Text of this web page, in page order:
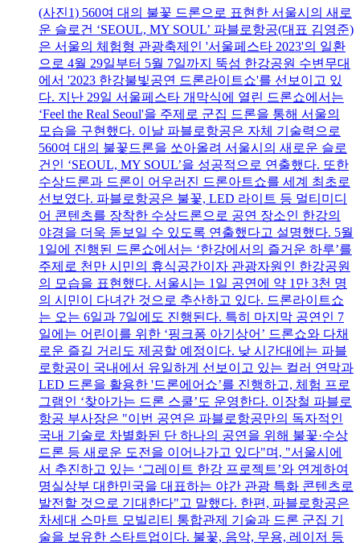
(사진1) 560여 대의 불꽃 드론으로 표현한 서울시의 새로
운 슬로건 ‘SEOUL, MY SOUL’ 파블로항공(대표 김영준)
은 서울의 체험형 관광축제인 '서울페스타 2023'의 일환
으로 4월 29일부터 5월 7일까지 뚝섬 한강공원 수변무대
에서 '2023 한강불빛공연 드론라이트쇼'를 선보이고 있
다. 지난 29일 서울페스타 개막식에 열린 드론쇼에서는
‘Feel the Real Seoul'을 주제로 군집 드론을 통해 서울의
모습을 구현했다. 이날 파블로항공은 자체 기술력으로
560여 대의 불꽃드론을 쏘아올려 서울시의 새로운 슬로
건인 ‘SEOUL, MY SOUL’을 성공적으로 연출했다. 또한
수상드론과 드론이 어우러진 드론아트쇼를 세계 최초로
선보였다. 파블로항공은 불꽃, LED 라이트 등 멀티미디
어 콘텐츠를 장착한 수상드론으로 공연 장소인 한강의
야경을 더욱 돋보일 수 있도록 연출했다고 설명했다. 5월
1일에 진행된 드론쇼에서는 ‘한강에서의 즐거운 하루’를
주제로 천만 시민의 휴식공간이자 관광자원인 한강공원
의 모습을 표현했다. 서울시는 1일 공연에 약 1만 3천 명
의 시민이 다녀간 것으로 추산하고 있다. 드론라이트쇼
는 오는 6일과 7일에도 진행된다. 특히 마지막 공연인 7
일에는 어린이를 위한 ‘핑크퐁 아기상어’ 드론쇼와 다채
로운 즐길 거리도 제공할 예정이다. 낮 시간대에는 파블
로항공이 국내에서 유일하게 선보이고 있는 컬러 연막과
LED 드론을 활용한 '드론에어쇼’를 진행하고, 체험 프로
그램인 ‘찾아가는 드론 스쿨’도 운영한다. 이장철 파블로
항공 부사장은 "이번 공연은 파블로항공만의 독자적인
국내 기술로 차별화된 단 하나의 공연을 위해 불꽃·수상
드론 등 새로운 도전을 이어나가고 있다"며, "서울시에
서 추진하고 있는 ‘그레이트 한강 프로젝트’와 연계하여
명실상부 대한민국을 대표하는 야간 관광 특화 콘텐츠로
발전할 것으로 기대한다"고 말했다. 한편, 파블로항공은
차세대 스마트 모빌리티 통합관제 기술과 드론 군집 기
술을 보유한 스타트업이다. 불꽃, 음악, 무용, 레이저 등